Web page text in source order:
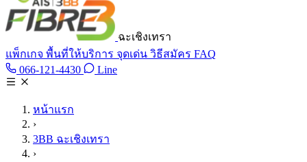
ฉะเชิงเทรา
แพ็กเกจ พื้นที่ให้บริการ จุดเด่น วิธีสมัคร FAQ
066-121-4430 โทร 066-121-4430
LineLine @tan3bb
หน้าแรก
›
3BB ฉะเชิงเทรา
›